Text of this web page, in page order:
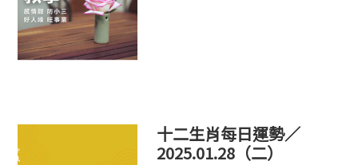
十二生肖每日運勢／
2025.01.28（二）